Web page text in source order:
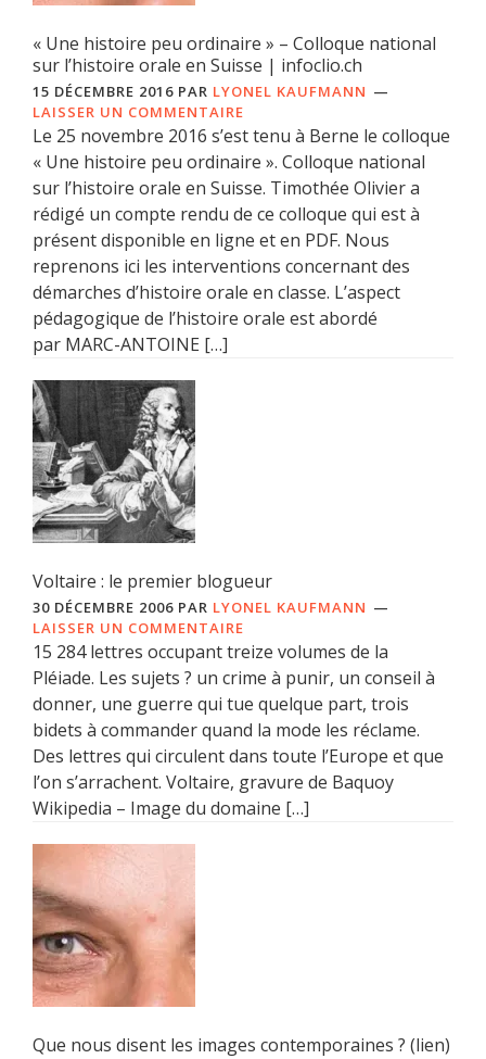
« Une histoire peu ordinaire » – Colloque national
sur l’histoire orale en Suisse | infoclio.ch
15 DÉCEMBRE 2016 PAR LYONEL KAUFMANN
LAISSER UN COMMENTAIRE
Le 25 novembre 2016 s’est tenu à Berne le colloque
« Une histoire peu ordinaire ». Colloque national
sur l’histoire orale en Suisse. Timothée Olivier a
rédigé un compte rendu de ce colloque qui est à
présent disponible en ligne et en PDF. Nous
reprenons ici les interventions concernant des
démarches d’histoire orale en classe. L’aspect
pédagogique de l’histoire orale est abordé
par MARC-ANTOINE […]
Voltaire : le premier blogueur
30 DÉCEMBRE 2006 PAR LYONEL KAUFMANN
LAISSER UN COMMENTAIRE
15 284 lettres occupant treize volumes de la
Pléiade. Les sujets ? un crime à punir, un conseil à
donner, une guerre qui tue quelque part, trois
bidets à commander quand la mode les réclame.
Des lettres qui circulent dans toute l’Europe et que
l’on s’arrachent. Voltaire, gravure de Baquoy
Wikipedia – Image du domaine […]
Que nous disent les images contemporaines ? (lien)